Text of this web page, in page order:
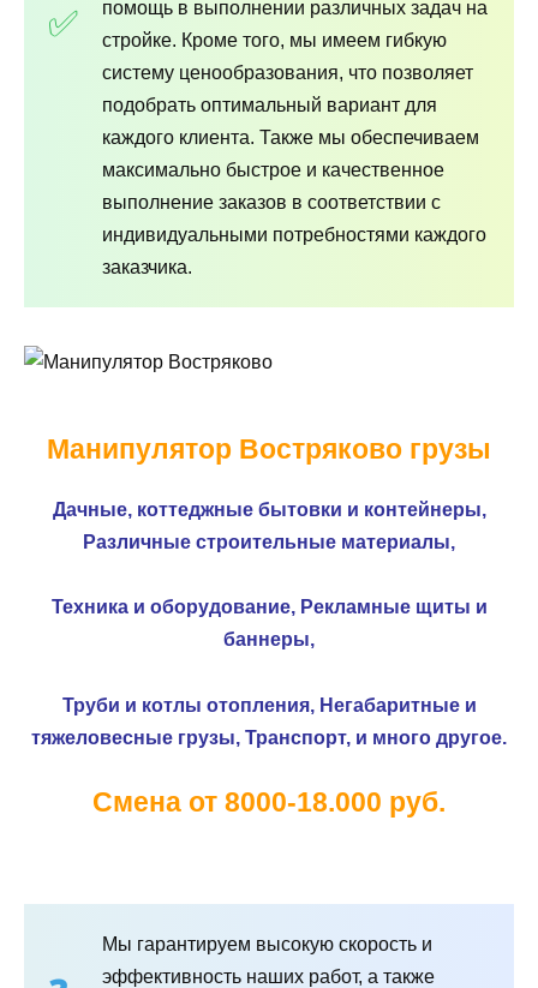
помощь в выполнении различных задач на
стройке. Кроме того, мы имеем гибкую
систему ценообразования, что позволяет
подобрать оптимальный вариант для
каждого клиента. Также мы обеспечиваем
максимально быстрое и качественное
выполнение заказов в соответствии с
индивидуальными потребностями каждого
заказчика.
Манипулятор Востряково грузы
Дачные, коттеджные бытовки и контейнеры,
Различные строительные материалы,
Техника и оборудование, Рекламные щиты и
баннеры,
Труби и котлы отопления, Негабаритные и
тяжеловесные грузы, Транспорт, и много другое.
Смена от 8000-18.000 руб.
Мы гарантируем высокую скорость и
эффективность наших работ, а также